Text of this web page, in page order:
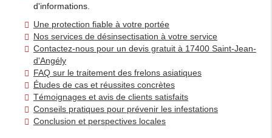
d'informations.
Une protection fiable à votre portée
Nos services de désinsectisation à votre service
Contactez-nous pour un devis gratuit à 17400 Saint-Jean-
d'Angély
FAQ sur le traitement des frelons asiatiques
Études de cas et réussites concrètes
Témoignages et avis de clients satisfaits
Conseils pratiques pour prévenir les infestations
Conclusion et perspectives locales